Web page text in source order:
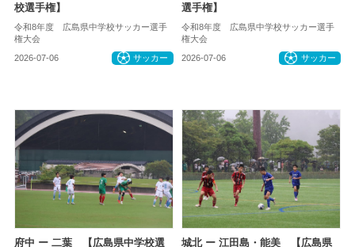
校選手権】
令和8年度 広島県中学校サッカー選手
権大会
2026-07-06 サッカー
選手権】
令和8年度 広島県中学校サッカー選手
権大会
2026-07-06 サッカー
府中 ー 二葉 【広島県中学校選
城北 ー 江田島・能美 【広島県